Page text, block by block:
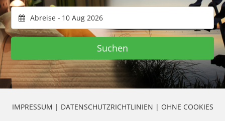
Abreise -
IMPRESSUM | DATENSCHUTZRICHTLINIEN | OHNE COOKIES